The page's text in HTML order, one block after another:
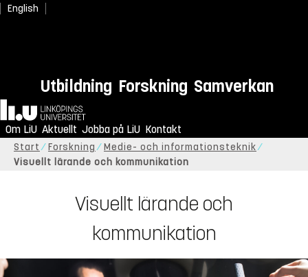
English
Utbildning Forskning Samverkan
Hem
Om LiU Aktuellt Jobba på LiU Kontakt
Start Forskning
Medie- och informationsteknik
Visuellt lärande och kommunikation
Visuellt lärande och
kommunikation